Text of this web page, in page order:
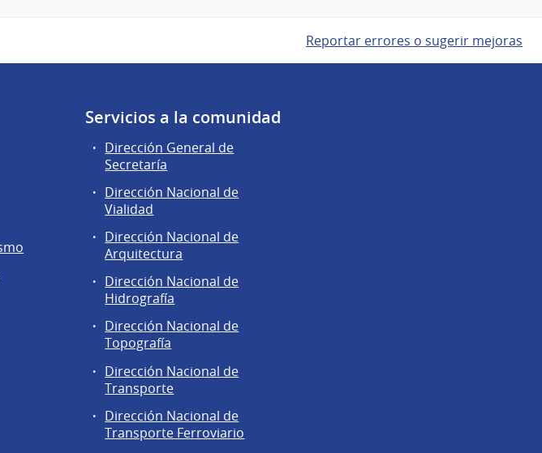
Reportar errores o sugerir mejoras
Servicios a la comunidad
Dirección General de
Secretaría
Dirección Nacional de
Vialidad
Dirección Nacional de
Arquitectura
Dirección Nacional de
Hidrografía
Dirección Nacional de
Topografía
Dirección Nacional de
Transporte
Dirección Nacional de
Transporte Ferroviario